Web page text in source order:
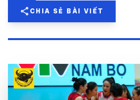
share CHIA SẺ BÀI VIẾT